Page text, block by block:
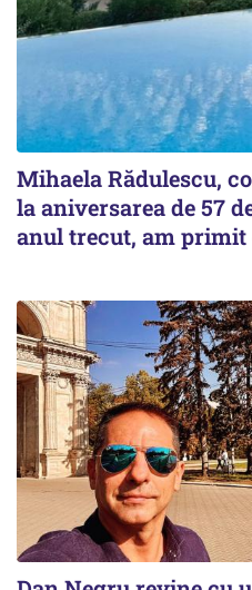
Mihaela Rădulescu,
la aniversarea de 57
anul trecut, am primit